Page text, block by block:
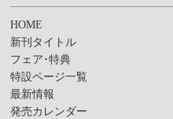
HOME
新刊タイトル
フェア･特典
特設ページ一覧
最新情報
発売カレンダー